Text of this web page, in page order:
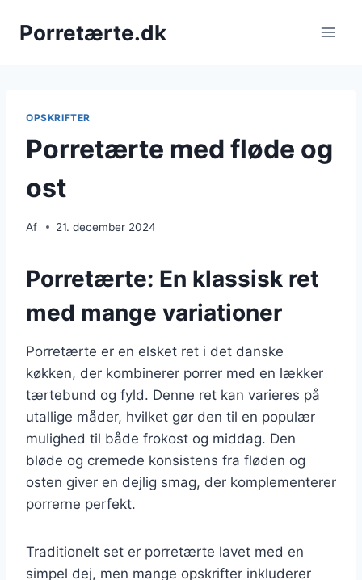
Porretærte.dk
OPSKRIFTER
Porretærte med fløde og
ost
Af 21. december 2024
Porretærte: En klassisk ret
med mange variationer
Porretærte er en elsket ret i det danske
køkken, der kombinerer porrer med en lækker
tærtebund og fyld. Denne ret kan varieres på
utallige måder, hvilket gør den til en populær
mulighed til både frokost og middag. Den
bløde og cremede konsistens fra fløden og
osten giver en dejlig smag, der komplementerer
porrerne perfekt.
Traditionelt set er porretærte lavet med en
simpel dej, men mange opskrifter inkluderer